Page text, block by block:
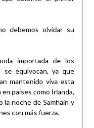
debemos olvidar su
importada de los
se equivocan, ya que
mantenido viva esta
paises como Irlanda,
la noche de Samhain y
con más fuerza.